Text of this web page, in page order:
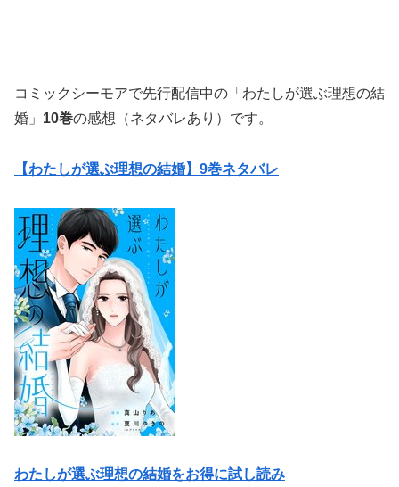
コミックシーモアで先行配信中の「わたしが選ぶ理想の結
婚」 10巻の感想（ネタバレあり）です。
【わたしが選ぶ理想の結婚】9巻ネタバレ
わたしが選ぶ理想の結婚をお得に試し読み